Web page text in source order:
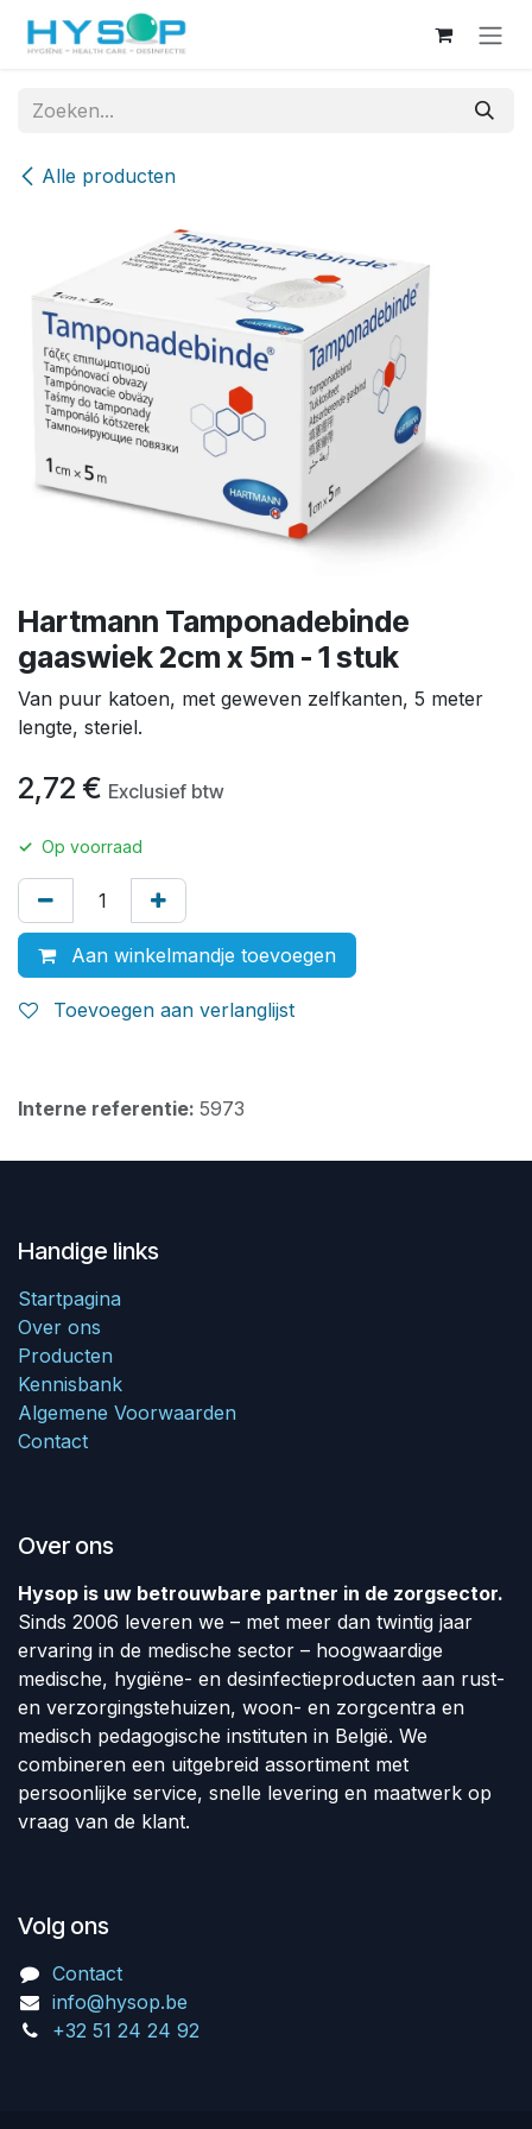
Overslaan naar inhoud
Alle producten
Hartmann Tamponadebinde
gaaswiek 2cm x 5m - 1 stuk
Van puur katoen, met geweven zelfkanten, 5 meter
lengte, steriel.
2,72 € Exclusief btw
✓ Op voorraad
Aan winkelmandje toevoegen
Toevoegen aan verlanglijst
Interne referentie: 5973
Handige links
Startpagina
Over ons
Producten
Kennisbank
Algemene Voorwaarden
Contact
Over ons
Hysop is uw betrouwbare partner in de zorgsector.
Sinds 2006 leveren we – met meer dan twintig jaar
ervaring in de medische sector – hoogwaardige
medische, hygiëne- en desinfectieproducten aan rust-
en verzorgingstehuizen, woon- en zorgcentra en
medisch pedagogische instituten in België. We
combineren een uitgebreid assortiment met
persoonlijke service, snelle levering en maatwerk op
vraag van de klant.
Volg ons
Contact
info@hysop.be
+32 51 24 24 92